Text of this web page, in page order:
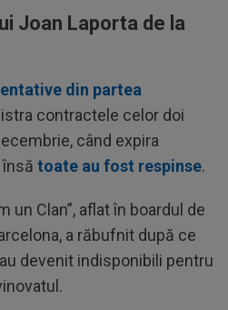
Joan Laporta de la
din partea
contractele celor doi
când expira
toate au fost respinse.
un Clan”, aflat în boardul de
a răbufnit după ce
devenit indisponibili pentru